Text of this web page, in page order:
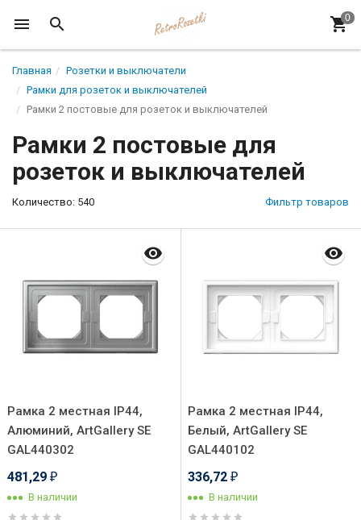
Главная
Розетки и выключатели
Рамки для розеток и выключателей
Рамки 2 постовые для розеток и выключателей
Рамки 2 постовые для
розеток и выключателей
Количество: 540 Фильтр товаров
Рамка 2 местная IP44,
Алюминий, ArtGallery SE
GAL440302
481,29 ₽
В наличии
Рамка 2 местная IP44,
Белый, ArtGallery SE
GAL440102
336,72 ₽
В наличии